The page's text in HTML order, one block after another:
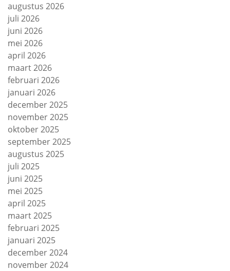
augustus 2026
juli 2026
juni 2026
mei 2026
april 2026
maart 2026
februari 2026
januari 2026
december 2025
november 2025
oktober 2025
september 2025
augustus 2025
juli 2025
juni 2025
mei 2025
april 2025
maart 2025
februari 2025
januari 2025
december 2024
november 2024